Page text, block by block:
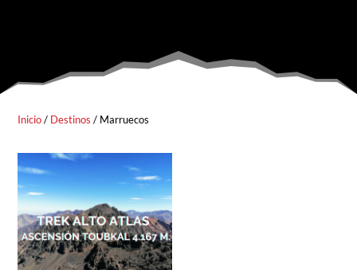
Inicio/ Destinos / Marruecos